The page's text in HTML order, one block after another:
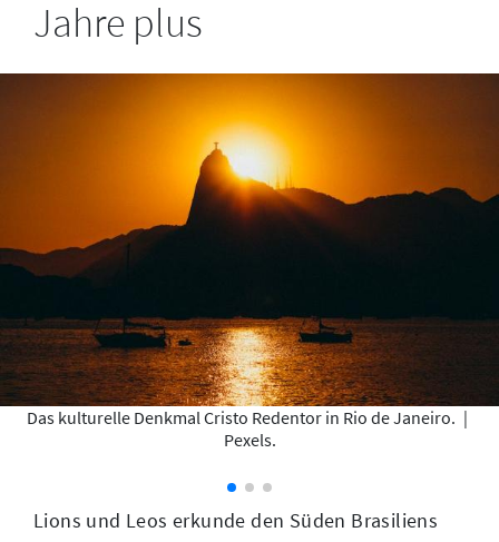
Jahre plus
Das kulturelle Denkmal Cristo Redentor in Rio de Janeiro. |
Pexels.
Lions und Leos erkunde den Süden Brasiliens